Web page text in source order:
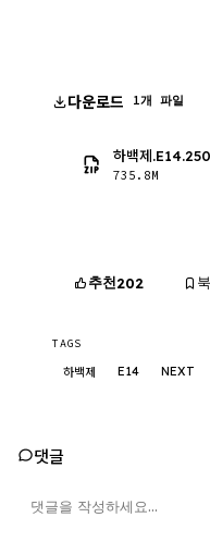
다운로드 1개 파일
하백제
735.8M
추천202
TAGS
하백제 E14 NEXT
댓글